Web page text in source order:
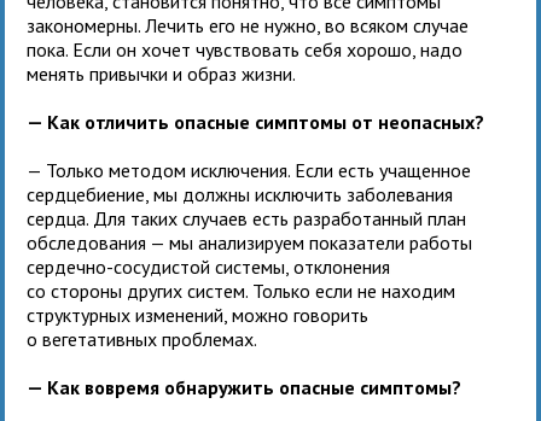
закономерны. Лечить его не нужно, во всяком случае
пока. Если он хочет чувствовать себя хорошо, надо
менять привычки и образ жизни.
— Как отличить опасные симптомы от неопасных?
— Только методом исключения. Если есть учащенное
сердцебиение, мы должны исключить заболевания
сердца. Для таких случаев есть разработанный план
обследования — мы анализируем показатели работы
сердечно-сосудистой системы, отклонения
со стороны других систем. Только если не находим
структурных изменений, можно говорить
о вегетативных проблемах.
— Как вовремя обнаружить опасные симптомы?